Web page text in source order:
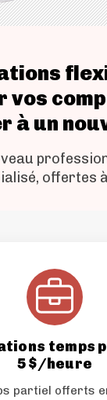
vos
à un
offertes
temps
5 $/heure
partiel offerts